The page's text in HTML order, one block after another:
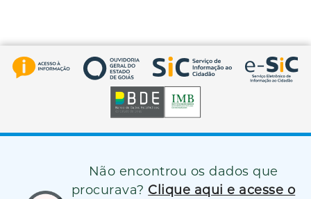
Não encontrou os dados que
procurava? Clique aqui e acesse o